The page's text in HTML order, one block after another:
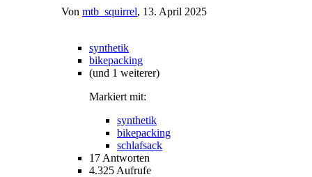
Von mtb_squirrel, 13. April 2025
synthetik
bikepacking
(und 1 weiterer)
Markiert mit:
synthetik
bikepacking
schlafsack
17 Antworten
4.325 Aufrufe